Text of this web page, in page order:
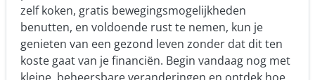
zelf koken, gratis bewegingsmogelijkheden
benutten, en voldoende rust te nemen, kun je
genieten van een gezond leven zonder dat dit ten
koste gaat van je financiën. Begin vandaag nog met